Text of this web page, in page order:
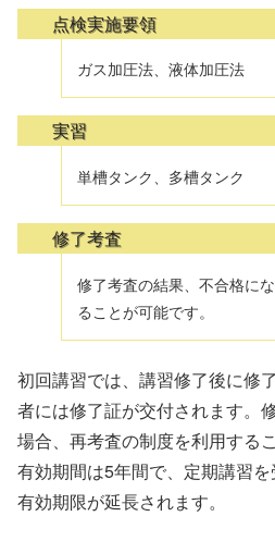
点検実施要領
ガス加圧法、液体加圧法
実習
単槽タンク、多槽タンク
修了考査
修了考査の結果、不合格に
ることが可能です。
初回講習では、講習修了後に修
者には修了証が交付されます。
場合、再考査の制度を利用する
有効期間は5年間で、定期講習
有効期限が延長されます。